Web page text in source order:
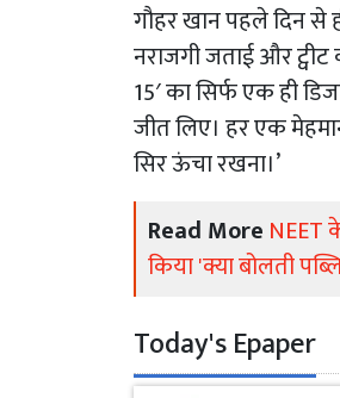
गौहर खान पहले दिन से
नराजगी जताई और
15′ का सिर्फ एक ही
जीत लिए। हर एक
सिर ऊंचा रखना।’
Read More NEET
किया 'क्या बोलती
Today's Epaper